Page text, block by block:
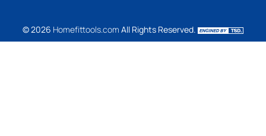
© 2026 Homefittools.com All Rights Reserved.